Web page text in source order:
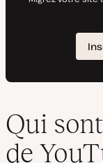
Qui
de